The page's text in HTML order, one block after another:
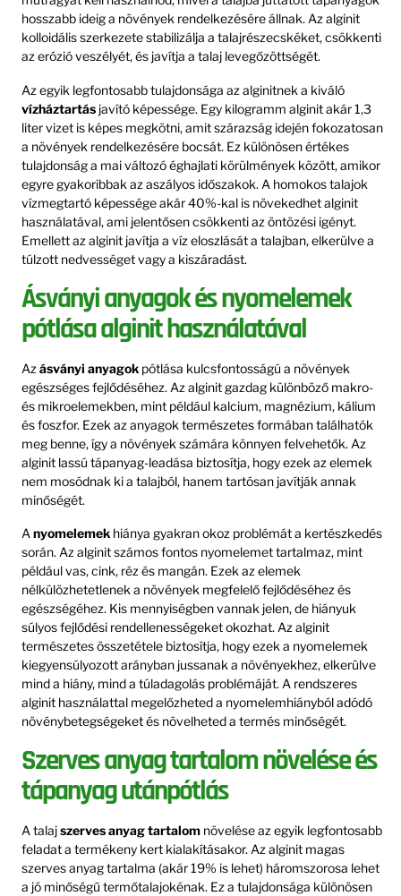
hosszabb ideig a növények rendelkezésére állnak. Az alginit
kolloidális szerkezete stabilizálja a talajrészecskéket, csökkenti
az erózió veszélyét, és javítja a talaj levegőzöttségét.
Az egyik legfontosabb tulajdonsága az alginitnek a kiváló
vízháztartás javító képessége. Egy kilogramm alginit akár 1,3
liter vizet is képes megkötni, amit szárazság idején fokozatosan
a növények rendelkezésére bocsát. Ez különösen értékes
tulajdonság a mai változó éghajlati körülmények között, amikor
egyre gyakoribbak az aszályos időszakok. A homokos talajok
vízmegtartó képessége akár 40%-kal is növekedhet alginit
használatával, ami jelentősen csökkenti az öntözési igényt.
Emellett az alginit javítja a víz eloszlását a talajban, elkerülve a
túlzott nedvességet vagy a kiszáradást.
Ásványi anyagok és nyomelemek
pótlása alginit használatával
Az ásványi anyagok pótlása kulcsfontosságú a növények
egészséges fejlődéséhez. Az alginit gazdag különböző makro-
és mikroelemekben, mint például kalcium, magnézium, kálium
és foszfor. Ezek az anyagok természetes formában találhatók
meg benne, így a növények számára könnyen felvehetők. Az
alginit lassú tápanyag-leadása biztosítja, hogy ezek az elemek
nem mosódnak ki a talajból, hanem tartósan javítják annak
minőségét.
Anyomelemek hiánya gyakran okoz problémát a kertészkedés
során. Az alginit számos fontos nyomelemet tartalmaz, mint
például vas, cink, réz és mangán. Ezek az elemek
nélkülözhetetlenek a növények megfelelő fejlődéséhez és
egészségéhez. Kis mennyiségben vannak jelen, de hiányuk
súlyos fejlődési rendellenességeket okozhat. Az alginit
természetes összetétele biztosítja, hogy ezek a nyomelemek
kiegyensúlyozott arányban jussanak a növényekhez, elkerülve
mind a hiány, mind a túladagolás problémáját. A rendszeres
alginit használattal megelőzheted a nyomelemhiányból adódó
növénybetegségeket és növelheted a termés minőségét.
Szerves anyag tartalom növelése és
tápanyag utánpótlás
A talajszerves anyag tartalom növelése az egyik legfontosabb
feladat a termékeny kert kialakításakor. Az alginit magas
szerves anyag tartalma (akár 19% is lehet) háromszorosa lehet
a jó minőségű termőtalajokénak. Ez a tulajdonsága különösen